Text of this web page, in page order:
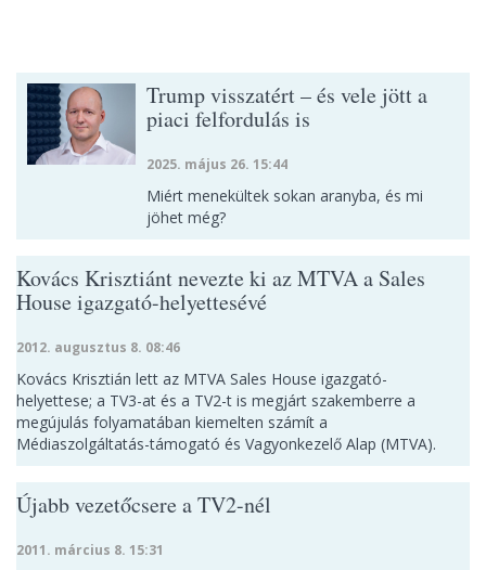
Trump visszatért – és vele jött a
piaci felfordulás is
2025. május 26. 15:44
Miért menekültek sokan aranyba, és mi
jöhet még?
Kovács Krisztiánt nevezte ki az MTVA a Sales
House igazgató-helyettesévé
2012. augusztus 8. 08:46
Kovács Krisztián lett az MTVA Sales House igazgató-
helyettese; a TV3-at és a TV2-t is megjárt szakemberre a
megújulás folyamatában kiemelten számít a
Médiaszolgáltatás-támogató és Vagyonkezelő Alap (MTVA).
Újabb vezetőcsere a TV2-nél
2011. március 8. 15:31